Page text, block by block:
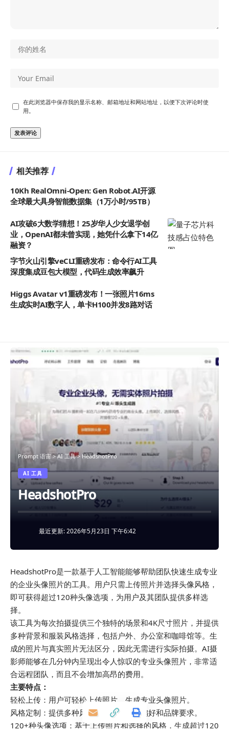
在此浏览器中保存我的显示名称、邮箱地址和网站地址，以便下次评论时使
用。
相关推荐
10Kh RealOmni-Open: Gen Robot.AI开源
全球最大具身智能数据集（1万小时/95TB）
AI攻破6大数学猜想！25岁华人少女退学创
业，OpenAI都未曾实现，她凭什么拿下14亿
融资？
字节火山引擎veCLI重磅发布：命令行AI工具
深度集成豆包大模型，代码生成效率飙升
Higgs Avatar v1重磅发布！一张照片16ms
生成实时AI数字人，单卡H100并发8路对话
Prompt 语宙>AI 工具> HeadshotPro
AI 工具
HeadshotPro
最近更新: 2026年5月23日 下午6:42
HeadshotPro是一款基于人工智能能够帮助团队快速生成专业
的企业头像照片的工具。用户只需上传照片并选择头像风格，
即可获得超过120种头像选项，为用户及其团队提供多样选
择。
该工具为每次拍摄提供三个独特的场景和4K尺寸照片，并提供
多种背景和服装风格选择，包括户外、办公室和咖啡馆等。生
成的照片与真实照片无法区分，因此无需进行实际拍摄。AI摄
影师能够在几分钟内呈现出令人惊叹的专业头像照片，非常适
合远程团队，而且不会增加高昂的费用。
主要特点：
轻松上传：用户可轻松上传照片，生成专业头像照片。
风格定制：提供多种风格，以满足用户偏好和品牌要求。
120+种头像选项：基于上传照片和选择的风格，生成超过120